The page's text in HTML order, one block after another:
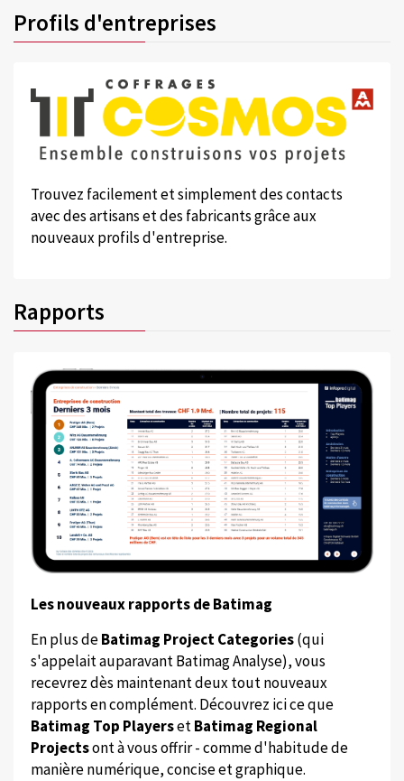
Profils d'entreprises
Trouvez facilement et simplement des contacts
avec des artisans et des fabricants grâce aux
nouveaux profils d'entreprise.
Rapports
Les nouveaux rapports de Batimag
En plus deBatimag Project Categories(qui
s'appelait auparavant Batimag Analyse), vous
recevrez dès maintenant deux tout nouveaux
rapports en complément. Découvrez ici ce que
Batimag Top PlayersetBatimag Regional
Projectsont à vous offrir - comme d'habitude de
manière numérique, concise et graphique.